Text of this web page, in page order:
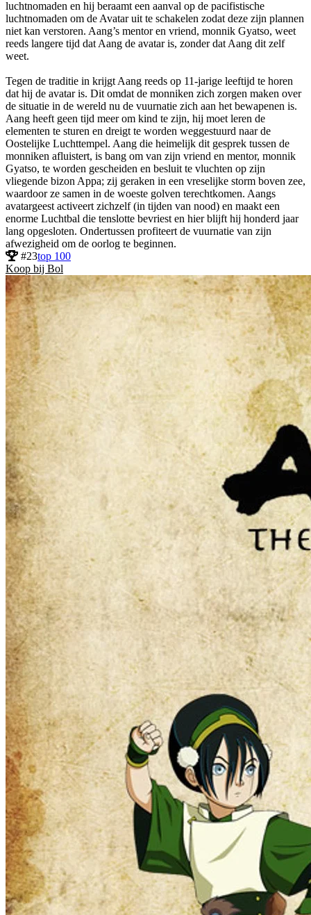
luchtnomaden en hij beraamt een aanval op de pacifistische
luchtnomaden om de Avatar uit te schakelen zodat deze zijn plannen
niet kan verstoren. Aang’s mentor en vriend, monnik Gyatso, weet
reeds langere tijd dat Aang de avatar is, zonder dat Aang dit zelf
weet.
Tegen de traditie in krijgt Aang reeds op 11-jarige leeftijd te horen
dat hij de avatar is. Dit omdat de monniken zich zorgen maken over
de situatie in de wereld nu de vuurnatie zich aan het bewapenen is.
Aang heeft geen tijd meer om kind te zijn, hij moet leren de
elementen te sturen en dreigt te worden weggestuurd naar de
Oostelijke Luchttempel. Aang die heimelijk dit gesprek tussen de
monniken afluistert, is bang om van zijn vriend en mentor, monnik
Gyatso, te worden gescheiden en besluit te vluchten op zijn
vliegende bizon Appa; zij geraken in een vreselijke storm boven zee,
waardoor ze samen in de woeste golven terechtkomen. Aangs
avatargeest activeert zichzelf (in tijden van nood) en maakt een
enorme Luchtbal die tenslotte bevriest en hier blijft hij honderd jaar
lang opgesloten. Ondertussen profiteert de vuurnatie van zijn
afwezigheid om de oorlog te beginnen.
#23top 100
Koop bij Bol